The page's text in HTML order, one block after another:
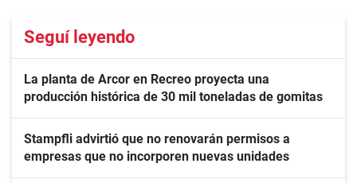
Seguí leyendo
La planta de Arcor en Recreo proyecta una
producción histórica de 30 mil toneladas de gomitas
Stampfli advirtió que no renovarán permisos a
empresas que no incorporen nuevas unidades